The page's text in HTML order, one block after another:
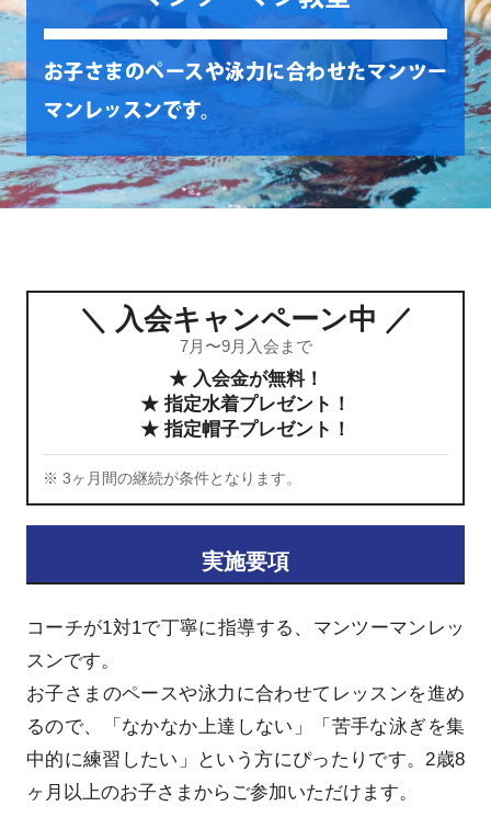
お子さまのペースや泳力に合わせたマンツー
マンレッスンです。
＼ 入会キャンペーン中 ／
7月〜9月入会まで
★ 入会金が無料！
★ 指定水着プレゼント！
★ 指定帽子プレゼント！
※ 3ヶ月間の継続が条件となります。
実施要項
コーチが1対1で丁寧に指導する、マンツーマンレッ
スンです。
お子さまのペースや泳力に合わせてレッスンを進め
るので、「なかなか上達しない」「苦手な泳ぎを集
中的に練習したい」という方にぴったりです。2歳8
ヶ月以上のお子さまからご参加いただけます。